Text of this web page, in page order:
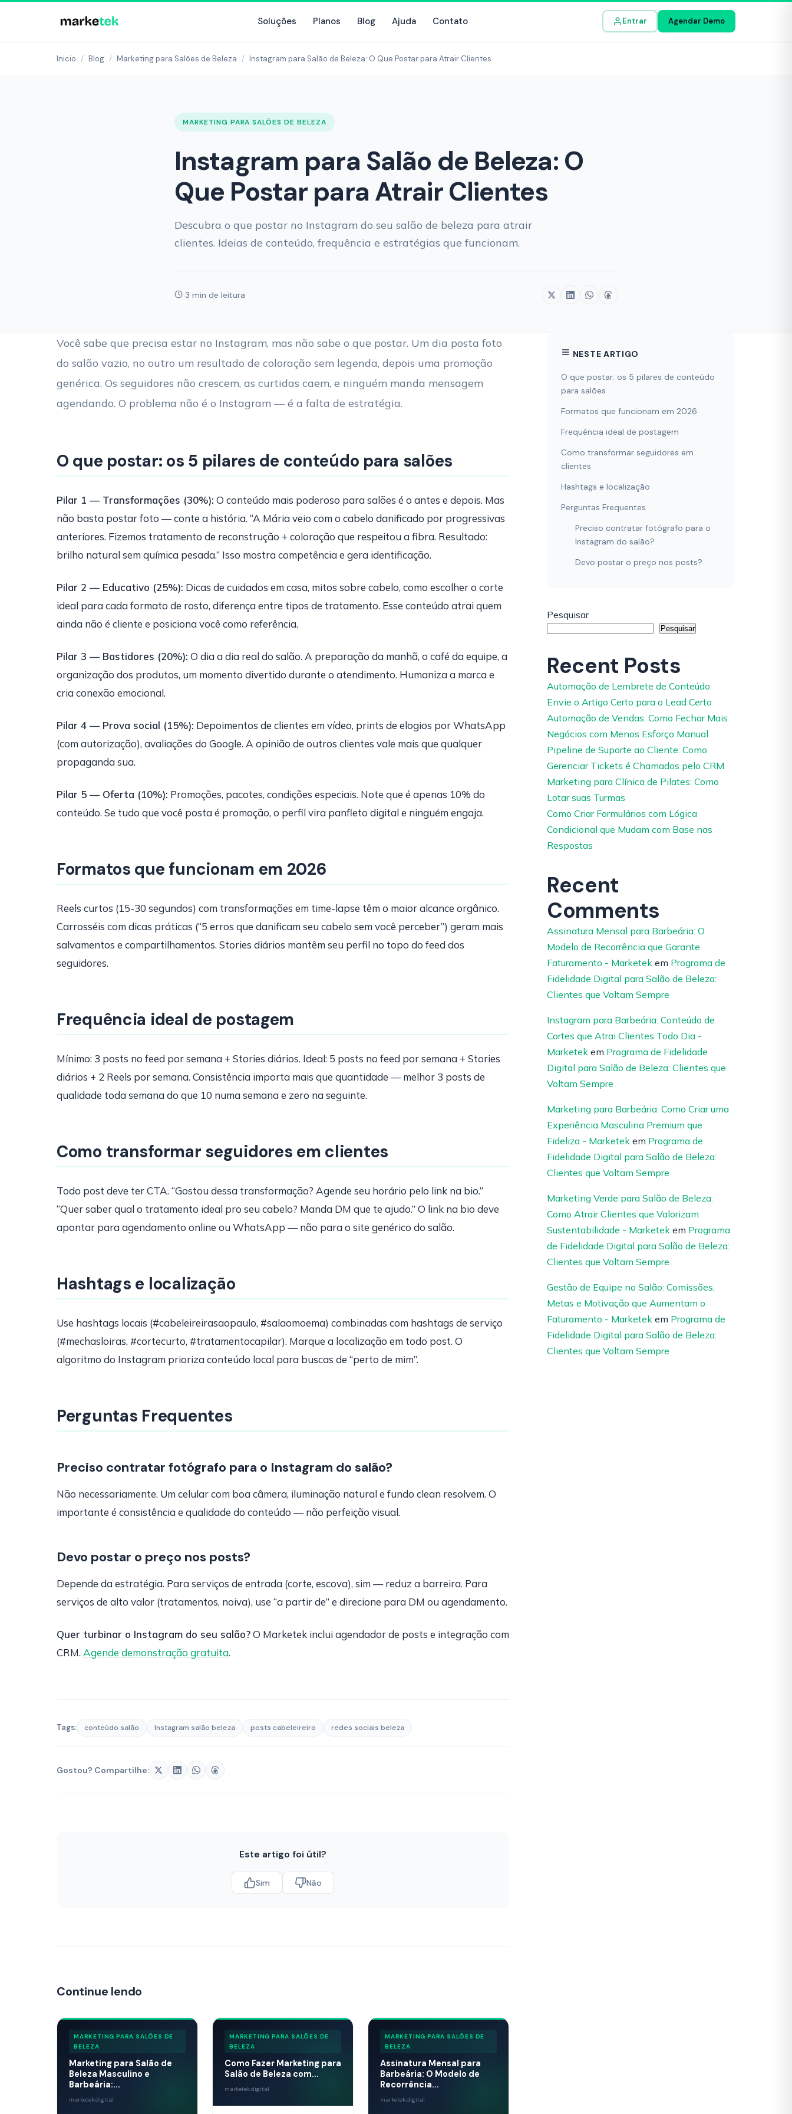
Soluções Planos Blog Ajuda Contato Entrar Agendar Demo
Inicio / Blog / Marketing para Salões de Beleza / Instagram para Salão de Beleza: O Que Postar para Atrair Clientes
MARKETING PARA SALÕES DE BELEZA
Instagram para Salão de Beleza: O
Que Postar para Atrair Clientes
Descubra o que postar no Instagram do seu salão de beleza para atrair
clientes. Ideias de conteúdo, frequência e estratégias que funcionam.
3 min de leitura
Você sabe que precisa estar no Instagram, mas não sabe o que postar. Um dia posta foto
do salão vazio, no outro um resultado de coloração sem legenda, depois uma promoção
genérica. Os seguidores não crescem, as curtidas caem, e ninguém manda mensagem
agendando. O problema não é o Instagram — é a falta de estratégia.
O que postar: os 5 pilares de conteúdo para salões
Pilar 1 — Transformações (30%): O conteúdo mais poderoso para salões é o antes e depois. Mas
não basta postar foto — conte a história. “A Mária veio com o cabelo danificado por progressivas
anteriores. Fizemos tratamento de reconstrução + coloração que respeitou a fibra. Resultado:
brilho natural sem química pesada.” Isso mostra competência e gera identificação.
Pilar 2 — Educativo (25%): Dicas de cuidados em casa, mitos sobre cabelo, como escolher o corte
ideal para cada formato de rosto, diferença entre tipos de tratamento. Esse conteúdo atrai quem
ainda não é cliente e posiciona você como referência.
Pilar 3 — Bastidores (20%): O dia a dia real do salão. A preparação da manhã, o café da equipe, a
organização dos produtos, um momento divertido durante o atendimento. Humaniza a marca e
cria conexão emocional.
Pilar 4 — Prova social (15%): Depoimentos de clientes em vídeo, prints de elogios por WhatsApp
(com autorização), avaliações do Google. A opinião de outros clientes vale mais que qualquer
propaganda sua.
Pilar 5 — Oferta (10%): Promoções, pacotes, condições especiais. Note que é apenas 10% do
conteúdo. Se tudo que você posta é promoção, o perfil vira panfleto digital e ninguém engaja.
Formatos que funcionam em 2026
Reels curtos (15-30 segundos) com transformações em time-lapse têm o maior alcance orgânico.
Carrosséis com dicas práticas (“5 erros que danificam seu cabelo sem você perceber”) geram mais
salvamentos e compartilhamentos. Stories diários mantêm seu perfil no topo do feed dos
seguidores.
Frequência ideal de postagem
Mínimo: 3 posts no feed por semana + Stories diários. Ideal: 5 posts no feed por semana + Stories
diários + 2 Reels por semana. Consistência importa mais que quantidade — melhor 3 posts de
qualidade toda semana do que 10 numa semana e zero na seguinte.
Como transformar seguidores em clientes
Todo post deve ter CTA. “Gostou dessa transformação? Agende seu horário pelo link na bio.”
“Quer saber qual o tratamento ideal pro seu cabelo? Manda DM que te ajudo.” O link na bio deve
apontar para agendamento online ou WhatsApp — não para o site genérico do salão.
Hashtags e localização
Use hashtags locais (#cabeleireirasaopaulo, #salaomoema) combinadas com hashtags de serviço
(#mechasloiras, #cortecurto, #tratamentocapilar). Marque a localização em todo post. O
algoritmo do Instagram prioriza conteúdo local para buscas de “perto de mim”.
Perguntas Frequentes
Preciso contratar fotógrafo para o Instagram do salão?
Não necessariamente. Um celular com boa câmera, iluminação natural e fundo clean resolvem. O
importante é consistência e qualidade do conteúdo — não perfeição visual.
Devo postar o preço nos posts?
Depende da estratégia. Para serviços de entrada (corte, escova), sim — reduz a barreira. Para
serviços de alto valor (tratamentos, noiva), use “a partir de” e direcione para DM ou agendamento.
Quer turbinar o Instagram do seu salão?O Marketek inclui agendador de posts e integração com
CRM. Agende demonstração gratuita.
Tags: conteúdo salão Instagram salão beleza posts cabeleireiro redes sociais beleza
Gostou? Compartilhe:
Este artigo foi útil?
Sim Não
Continue lendo
MARKETING PARA SALÕES DE
BELEZA
Marketing para Salão de
Beleza Masculino e
Barbeária:...
marketek.digital
MARKETING PARA SALÕES DE
BELEZA
Como Fazer Marketing para
Salão de Beleza com...
marketek.digital
MARKETING PARA SALÕES DE
BELEZA
Assinatura Mensal para
Barbeária: O Modelo de
Recorrência...
marketek.digital
NESTE ARTIGO
O que postar: os 5 pilares de conteúdo
para salões
Formatos que funcionam em 2026
Frequência ideal de postagem
Como transformar seguidores em
clientes
Hashtags e localização
Perguntas Frequentes
Preciso contratar fotógrafo para o
Instagram do salão?
Devo postar o preço nos posts?
Pesquisar
Pesquisar
Recent Posts
Automação de Lembrete de Conteúdo:
Envie o Artigo Certo para o Lead Certo
Automação de Vendas: Como Fechar Mais
Negócios com Menos Esforço Manual
Pipeline de Suporte ao Cliente: Como
Gerenciar Tickets é Chamados pelo CRM
Marketing para Clínica de Pilates: Como
Lotar suas Turmas
Como Criar Formulários com Lógica
Condicional que Mudam com Base nas
Respostas
Recent
Comments
Assinatura Mensal para Barbeária: O
Modelo de Recorrência que Garante
Faturamento - Marketek em Programa de
Fidelidade Digital para Salão de Beleza:
Clientes que Voltam Sempre
Instagram para Barbeária: Conteúdo de
Cortes que Atrai Clientes Todo Dia -
Marketek em Programa de Fidelidade
Digital para Salão de Beleza: Clientes que
Voltam Sempre
Marketing para Barbeária: Como Criar uma
Experiência Masculina Premium que
Fideliza - Marketek em Programa de
Fidelidade Digital para Salão de Beleza:
Clientes que Voltam Sempre
Marketing Verde para Salão de Beleza:
Como Atrair Clientes que Valorizam
Sustentabilidade - Marketek em Programa
de Fidelidade Digital para Salão de Beleza:
Clientes que Voltam Sempre
Gestão de Equipe no Salão: Comissões,
Metas e Motivação que Aumentam o
Faturamento - Marketek em Programa de
Fidelidade Digital para Salão de Beleza:
Clientes que Voltam Sempre